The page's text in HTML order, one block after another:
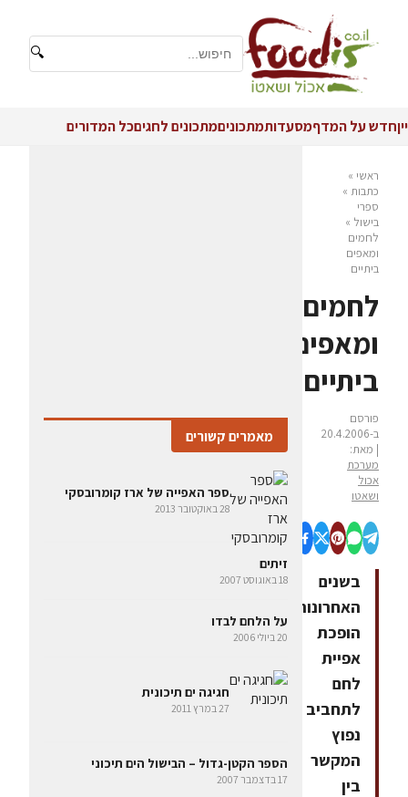
🔍
ייןחדש על המדףמסעדותמתכוניםמתכונים לחגיםכל המדורים
ראשי »
כתבות »
ספרי
בישול »
לחמים
ומאפים
ביתיים
לחמים
ומאפים
ביתיים
פורסם
ב-20.4.2006
| מאת:
מערכת
אכול
ושאטו
בשנים
האחרונות
הופכת
אפיית
לחם
לתחביב
נפוץ
המקשר
בין
מאמרים קשורים
ספר האפייה של ארז קומרובסקי
28 באוקטובר 2013
זיתים
18 באוגוסט 2007
על הלחם לבדו
20 ביולי 2006
חגיגה ים תיכונית
27 במרץ 2011
הספר הקטן-גדול – הבישול הים תיכוני
17 בדצמבר 2007